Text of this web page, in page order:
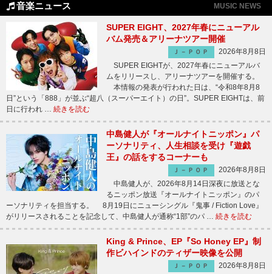
音楽ニュース MUSIC NEWS
SUPER EIGHT、2027年春にニューアル
バム発売＆アリーナツアー開催
Ｊ－ＰＯＰ
2026年8月8日
SUPER EIGHTが、2027年春にニューアルバ
ムをリリースし、アリーナツアーを開催する。
本情報の発表が行われた日は、“令和8年8月8
日”という「888」が並ぶ“超八（スーパーエイト）の日”。SUPER EIGHTは、前
日に行われ … 続きを読む
中島健人が『オールナイトニッポン』パ
ーソナリティ、人生相談を受け『遊戯
王』の話をするコーナーも
Ｊ－ＰＯＰ
2026年8月8日
中島健人が、2026年8月14日深夜に放送とな
るニッポン放送『オールナイトニッポン』のパ
ーソナリティを担当する。 8月19日にニューシングル『鬼事 / Fiction Love』
がリリースされることを記念して、中島健人が通称“1部”のパ … 続きを読む
King & Prince、EP『So Honey EP』制
作ビハインドのティザー映像を公開
Ｊ－ＰＯＰ
2026年8月8日